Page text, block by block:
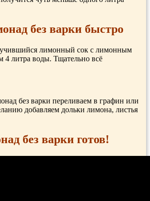
без варки быстро
лимонный сок с лимонным
4 литра воды. Тщательно всё
без варки переливаем в графин или
добавляем дольки лимона, листья
без варки готов!